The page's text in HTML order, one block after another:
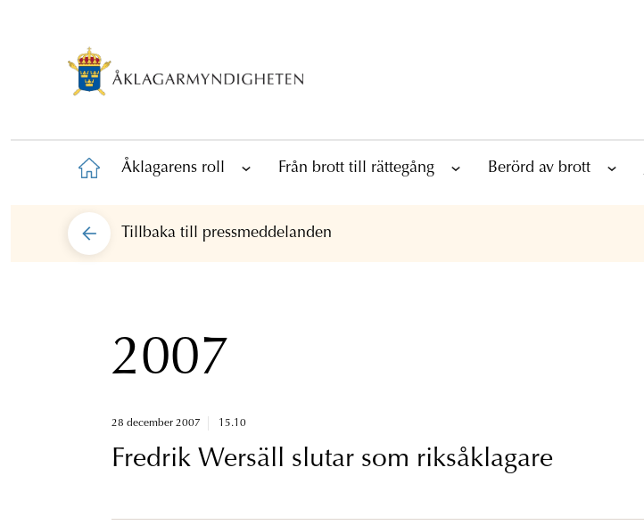
Åklagarens roll Från brott till rättegång Berörd av brott
Tillbaka till pressmeddelanden
2007
28 december 2007 15.10
Fredrik Wersäll slutar som riksåklagare